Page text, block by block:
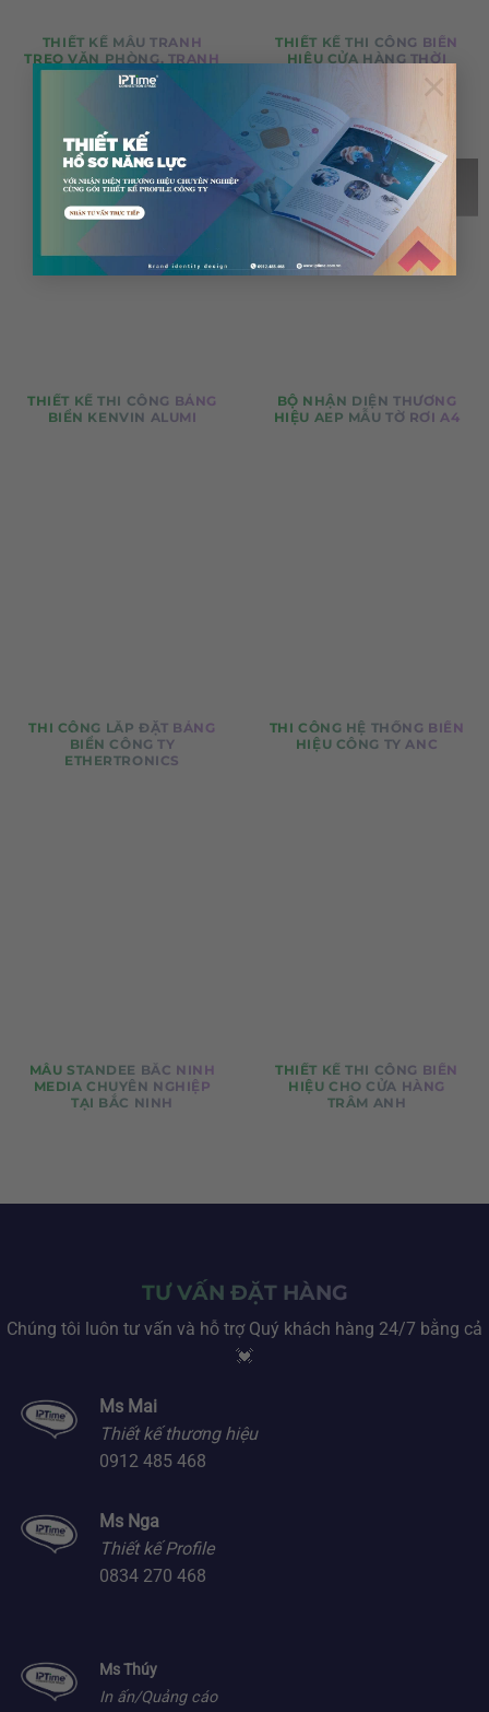
×
THIẾT KẾ MẪU TRANH
TREO VĂN PHÒNG, TRANH
TREO TƯỜNG , TRANH
ĐỘNG LỰC CÔNG TY
THIẾT KẾ THI CÔNG BIỂN
HIỆU CỬA HÀNG THỜI
THIẾT KẾ THI CÔNG BẢNG
BIỂN KENVIN ALUMI
BỘ NHẬN DIỆN THƯƠNG
HIỆU AEP MẪU TỜ RƠI A4
THI CÔNG LẮP ĐẶT BẢNG
BIỂN CÔNG TY
ETHERTRONICS
THI CÔNG HỆ THỐNG BIỂN
HIỆU CÔNG TY ANC
MẪU STANDEE BẮC NINH
MEDIA CHUYÊN NGHIỆP
TẠI BẮC NINH
THIẾT KẾ THI CÔNG BIỂN
HIỆU CHO CỬA HÀNG
TRÂM ANH
TƯ VẤN ĐẶT HÀNG
Chúng tôi luôn tư vấn và hỗ trợ Quý khách hàng 24/7 bằng cả
💓
Ms Mai
Thiết kế thương hiệu
0912 485 468
Ms Nga
Thiết kế Profile
0834 270 468
Ms Thúy
In ấn/Quảng cáo